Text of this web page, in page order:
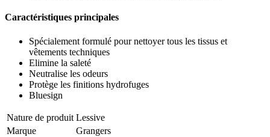
Caractéristiques principales
Spécialement formulé pour nettoyer tous les tissus et
vêtements techniques
Elimine la saleté
Neutralise les odeurs
Protège les finitions hydrofuges
Bluesign
Nature de produit Lessive
Marque
Grangers